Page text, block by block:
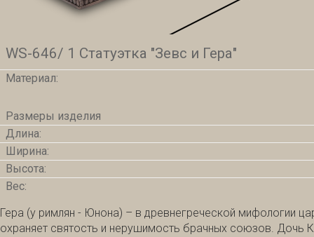
WS-646/ 1 Статуэтка "Зевс и Гера"
Материал:
Размеры изделия
Длина:
Ширина:
Высота:
Вес:
Гера (у римлян - Юнона) – в древнегреческой мифологии
охраняет святость и нерушимость брачных союзов. Дочь